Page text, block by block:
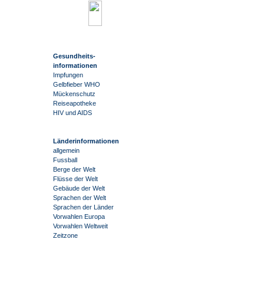
Gesundheits-
informationen
Impfungen
Gelbfieber WHO
Mückenschutz
Reiseapotheke
HIV und AIDS
Länderinformationen
allgemein
Fussball
Berge der Welt
Flüsse der Welt
Gebäude der Welt
Sprachen der Welt
Sprachen der Länder
Vorwahlen Europa
Vorwahlen Weltweit
Zeitzone